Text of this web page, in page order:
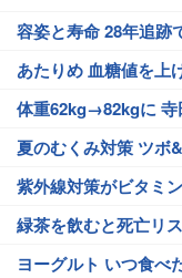
容姿と寿命 28年追跡
あたりめ 血糖値を上
体重62kg→82kgに 寺
夏のむくみ対策 ツボ
紫外線対策がビタミ
緑茶を飲むと死亡リ
ヨーグルト いつ食べ